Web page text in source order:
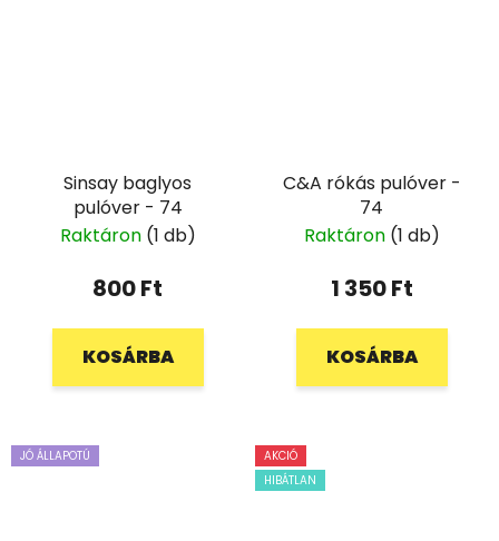
Sinsay baglyos
pulóver - 74
Raktáron (1 db)
800 Ft
KOSÁRBA
C&A rókás pulóver -
74
Raktáron (1 db)
1 350 Ft
KOSÁRBA
JÓ ÁLLAPOTÚ
AKCIÓ
HIBÁTLAN